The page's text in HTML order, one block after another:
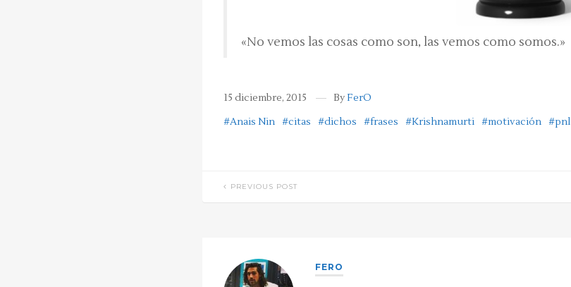
«No vemos las cosas como son, las vemos como somos.»
15 diciembre, 2015 ByFerO
#Anais Nin #citas #dichos #frases #Krishnamurti #motivación #pnl
PREVIOUS POST
FERO